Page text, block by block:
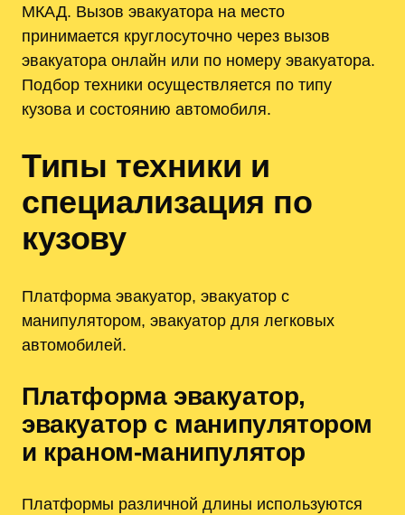
МКАД. Вызов эвакуатора на место
принимается круглосуточно через вызов
эвакуатора онлайн или по номеру эвакуатора.
Подбор техники осуществляется по типу
кузова и состоянию автомобиля.
Типы техники и
специализация по
кузову
Платформа эвакуатор, эвакуатор с
манипулятором, эвакуатор для легковых
автомобилей.
Платформа эвакуатор,
эвакуатор с манипулятором
и краном-манипулятор
Платформы различной длины используются